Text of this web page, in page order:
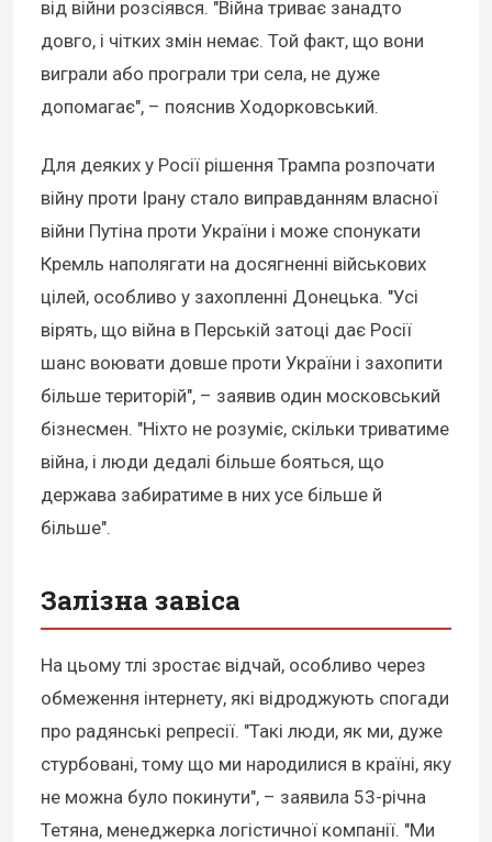
від війни розсіявся. "Війна триває занадто
довго, і чітких змін немає. Той факт, що вони
виграли або програли три села, не дуже
допомагає", – пояснив Ходорковський.
Для деяких у Росії рішення Трампа розпочати
війну проти Ірану стало виправданням власної
війни Путіна проти України і може спонукати
Кремль наполягати на досягненні військових
цілей, особливо у захопленні Донецька. "Усі
вірять, що війна в Перській затоці дає Росії
шанс воювати довше проти України і захопити
більше територій", – заявив один московський
бізнесмен. "Ніхто не розуміє, скільки триватиме
війна, і люди дедалі більше бояться, що
держава забиратиме в них усе більше й
більше".
Залізна завіса
На цьому тлі зростає відчай, особливо через
обмеження інтернету, які відроджують спогади
про радянські репресії. "Такі люди, як ми, дуже
стурбовані, тому що ми народилися в країні, яку
не можна було покинути", – заявила 53-річна
Тетяна, менеджерка логістичної компанії. "Ми